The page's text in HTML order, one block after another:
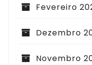
Fevereiro
Dezembro
Novembro